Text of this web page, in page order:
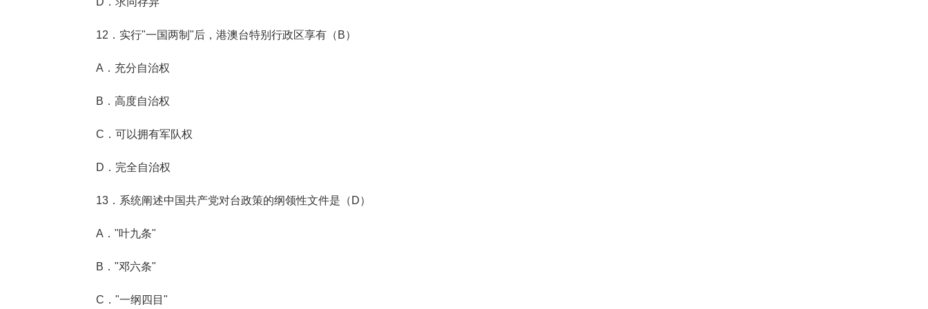
12．实行"一国两制"后，港澳台特别行政区享有（B）
A．充分自治权
B．高度自治权
C．可以拥有军队权
D．完全自治权
13．系统阐述中国共产党对台政策的纲领性文件是（D）
A．"叶九条"
B．"邓六条"
C．"一纲四目"